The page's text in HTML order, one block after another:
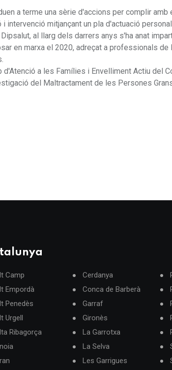
a terme una sèrie d'accions per complir
mitjançant un pla d'actuació
al llarg dels darrers anys s'ha anat
en marxa el 2020, adreçat a professionals
a les Famílies i Envelliment Actiu del
del Maltractament de les Persones
Camp
Empordà
Penedès
Urgell
Ribagorça
Cerdanya
Conca de Barberà
Garraf
Gironès
La Garrotxa
La Selva
Les Garrigues